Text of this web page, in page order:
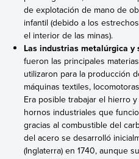
de explotación de mano de
infantil (debido a los
el interior de las minas).
Las industrias metalúrgica y
fueron las principales
utilizaron para la producción
máquinas textiles,
Era posible trabajar el hierro
hornos industriales que
gracias al combustible del
del acero se desarrolló
(Inglaterra) en 1740, aunque